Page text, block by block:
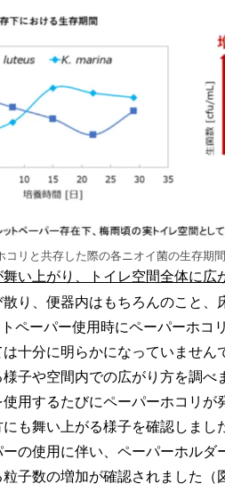
コリと共存した際の各ニオイ菌の生存期間
舞い上がり、トイレ空間全体に広
散り、便器内はもちろんのこと
ペーパー使用時にペーパーホコ
十分に明らかになっていませ
子や空間内での広がり方を調べ
用するたびにペーパーホコリ
も舞い上がる様子を確認しまし
の使用に伴い、ペーパーホル
子数の増加が確認されました（